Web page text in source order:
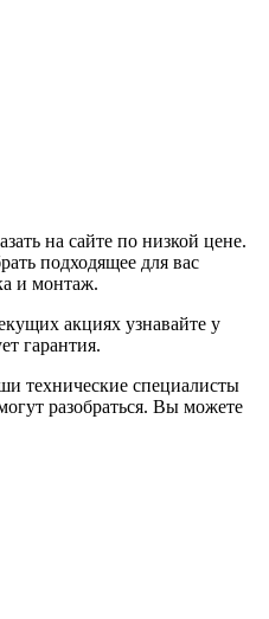
на сайте по низкой цене.
подходящее для вас
и монтаж.
акциях узнавайте у
гарантия.
технические специалисты
разобраться. Вы можете